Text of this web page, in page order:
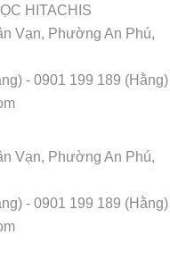
HITACHIS
Vạn, Phường An Phú,
- 0901 199 189 (Hằng)
Vạn, Phường An Phú,
- 0901 199 189 (Hằng)